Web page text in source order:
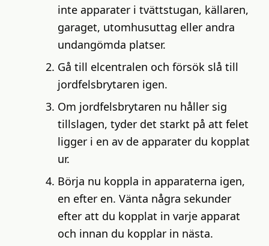
inte apparater i tvättstugan, källaren,
garaget, utomhusuttag eller andra
undangömda platser.
Gå till elcentralen och försök slå till
jordfelsbrytaren igen.
Om jordfelsbrytaren nu håller sig
tillslagen, tyder det starkt på att felet
ligger i en av de apparater du kopplat
ur.
Börja nu koppla in apparaterna igen,
en efter en. Vänta några sekunder
efter att du kopplat in varje apparat
och innan du kopplar in nästa.